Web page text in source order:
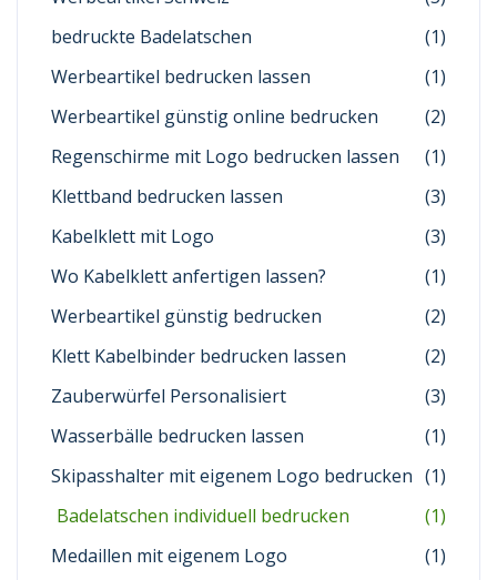
bedruckte Badelatschen
(1)
Werbeartikel bedrucken lassen
(1)
Werbeartikel günstig online bedrucken
(2)
Regenschirme mit Logo bedrucken lassen
(1)
Klettband bedrucken lassen
(3)
Kabelklett mit Logo
(3)
Wo Kabelklett anfertigen lassen?
(1)
Werbeartikel günstig bedrucken
(2)
Klett Kabelbinder bedrucken lassen
(2)
Zauberwürfel Personalisiert
(3)
Wasserbälle bedrucken lassen
(1)
Skipasshalter mit eigenem Logo bedrucken (1)
Badelatschen individuell bedrucken
(1)
Medaillen mit eigenem Logo
(1)